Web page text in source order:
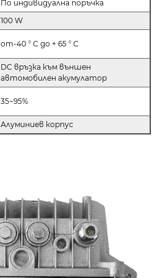
По индивидуална поръчка
100 W
от-40 ° C до + 65 ° C
DC връзка към външен
автомобилен акумулатор
35~95%
Алуминиев корпус